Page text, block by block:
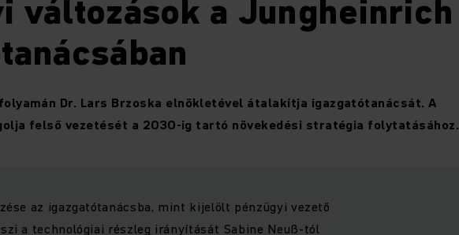
változások a Jungheinrich
Dr. Lars Brzoska elnökletével átalakítja igazgatótanácsát. A
felső vezetését a 2030-ig tartó növekedési stratégia folytatásához.
az igazgatótanácsba, mint kijelölt pénzügyi vezető
a technológiai részleg irányítását Sabine Neuß-tól